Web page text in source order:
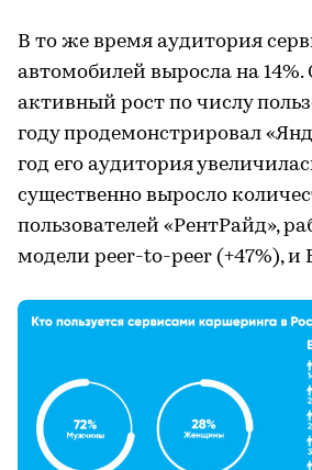
В то же время аудитория
автомобилей выросла на
активный рост по числу
году продемонстрировал
год его аудитория
существенно выросло
пользователей «РентРайд»,
модели peer-to-peer (+47%), и